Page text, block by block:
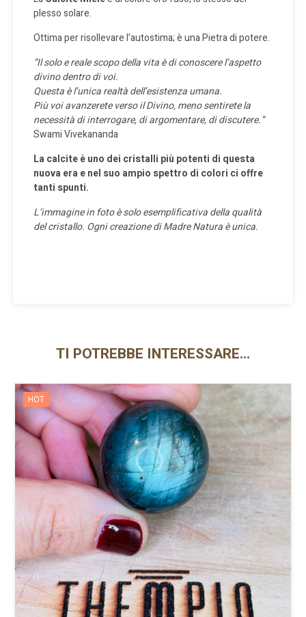
plesso solare.
Ottima per risollevare l’autostima; è una Pietra di potere.
“Il solo e reale scopo della vita è di conoscere l’aspetto
divino dentro di voi.
Questa è l’unica realtà dell’esistenza umana.
Più voi avanzerete verso il Divino, meno sentirete la
necessità di interrogare, di argomentare, di discutere.”
Swami Vivekananda
La calcite è uno dei cristalli più potenti di questa
nuova era e nel suo ampio spettro di colori ci offre
tanti spunti.
L’immagine in foto è solo esemplificativa della qualità
del cristallo. Ogni creazione di Madre Natura è unica.
TI POTREBBE INTERESSARE…
HOT